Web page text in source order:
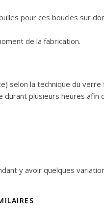
pour ces boucles sur
de la fabrication.
selon la technique du verre
plusieurs heures afin
y avoir quelques